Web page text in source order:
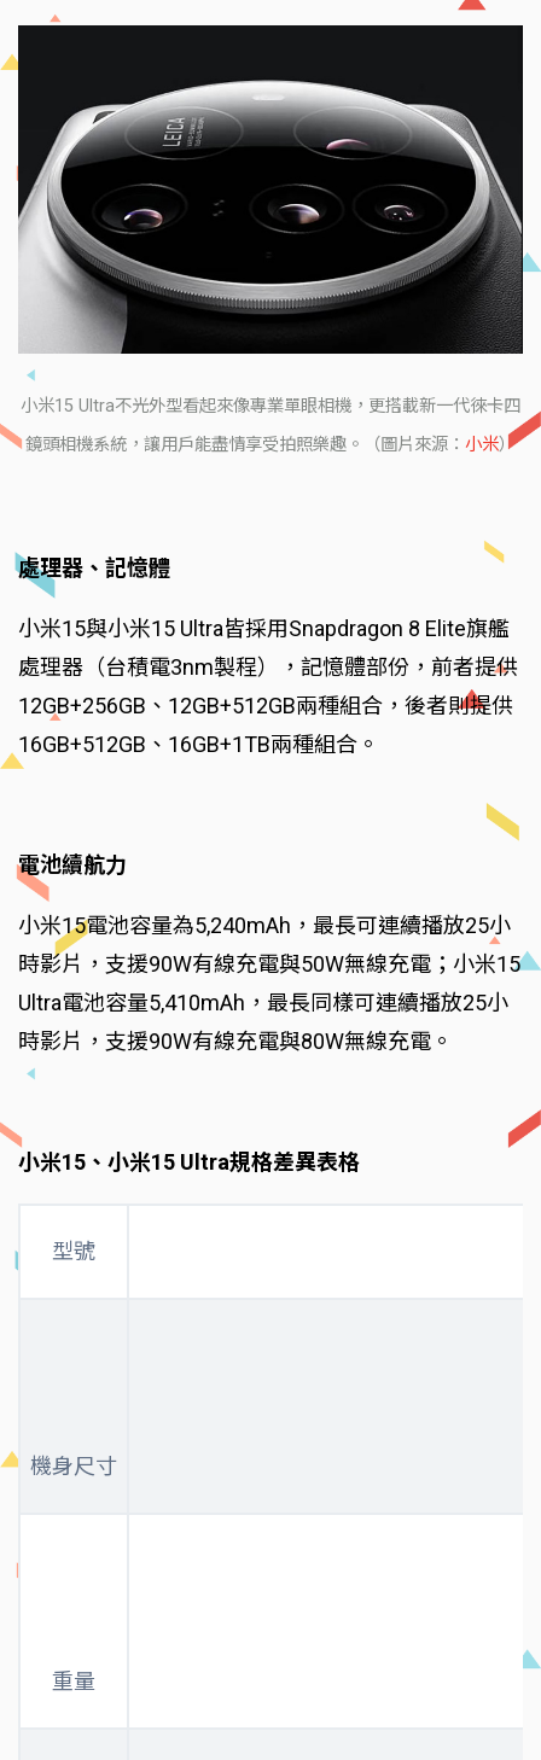
小米15 Ultra不光外型看起來像專業單眼相機，更搭載新一代徠卡四
鏡頭相機系統，讓用戶能盡情享受拍照樂趣。（圖片來源： 小米）
處理器、記憶體
小米15與小米15 Ultra皆採用Snapdragon 8 Elite旗艦
處理器（台積電3nm製程），記憶體部份，前者提供
12GB+256GB、12GB+512GB兩種組合，後者則提供
16GB+512GB、16GB+1TB兩種組合。
電池續航力
小米15電池容量為5,240mAh，最長可連續播放25小
時影片，支援90W有線充電與50W無線充電；小米15
Ultra電池容量5,410mAh，最長同樣可連續播放25小
時影片，支援90W有線充電與80W無線充電。
小米15、小米15 Ultra規格差異表格
型號
機身尺寸
重量